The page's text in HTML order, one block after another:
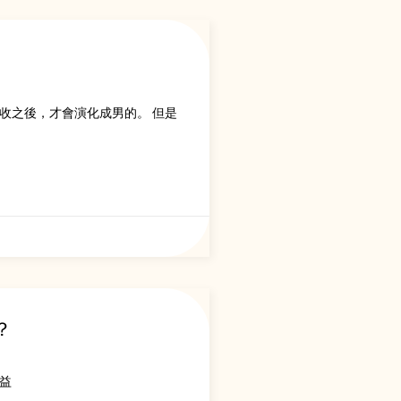
之後，才會演化成男的。 但是